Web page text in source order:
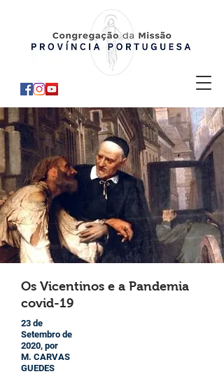
Os Vicentinos e a Pandemia
covid-19
23 de
Setembro de
2020, por
M. CARVAS
GUEDES